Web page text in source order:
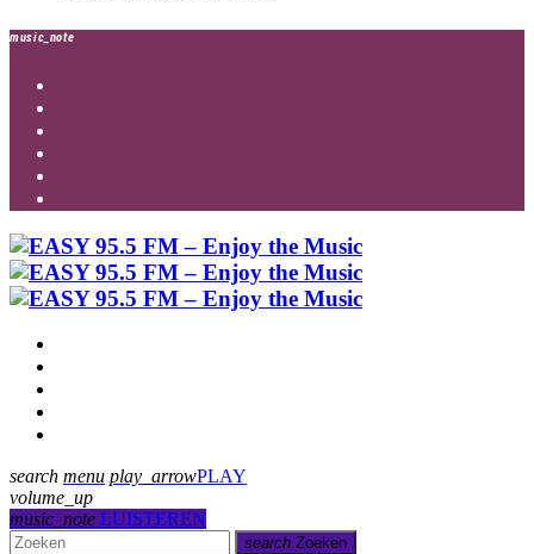
music_note
search menu play_arrowPLAY
volume_up
music_note LUISTEREN
search Zoeken